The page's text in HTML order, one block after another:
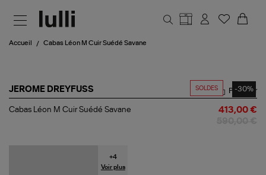
Accueil Cabas Léon M Cuir Suédé Savane
SOLDES -30%
JEROME DREYFUSS
Cabas
Partager
Cabas Léon M Cuir Suédé Savane 413,00 €
+4
Voir plus